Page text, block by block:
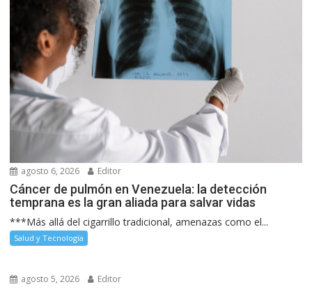
agosto 6, 2026 Editor
Cáncer de pulmón en Venezuela: la detección
temprana es la gran aliada para salvar vidas
***Más allá del cigarrillo tradicional, amenazas como el...
Salud y Tecnología
agosto 5, 2026 Editor